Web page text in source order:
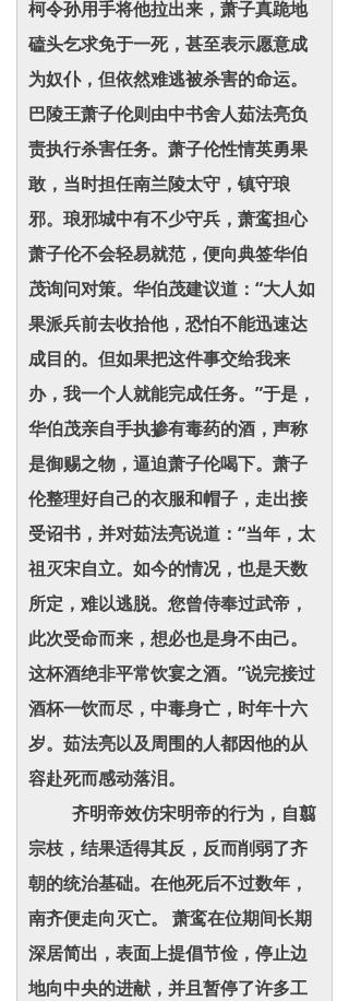
柯令孙用手将他拉出来，萧子真跪地
磕头乞求免于一死，甚至表示愿意成
为奴仆，但依然难逃被杀害的命运。
巴陵王萧子伦则由中书舍人茹法亮负
责执行杀害任务。萧子伦性情英勇果
敢，当时担任南兰陵太守，镇守琅
邪。琅邪城中有不少守兵，萧鸾担心
萧子伦不会轻易就范，便向典签华伯
茂询问对策。华伯茂建议道：“大人如
果派兵前去收拾他，恐怕不能迅速达
成目的。但如果把这件事交给我来
办，我一个人就能完成任务。”于是，
华伯茂亲自手执掺有毒药的酒，声称
是御赐之物，逼迫萧子伦喝下。萧子
伦整理好自己的衣服和帽子，走出接
受诏书，并对茹法亮说道：“当年，太
祖灭宋自立。如今的情况，也是天数
所定，难以逃脱。您曾侍奉过武帝，
此次受命而来，想必也是身不由己。
这杯酒绝非平常饮宴之酒。”说完接过
酒杯一饮而尽，中毒身亡，时年十六
岁。茹法亮以及周围的人都因他的从
容赴死而感动落泪。
齐明帝效仿宋明帝的行为，自翦
宗枝，结果适得其反，反而削弱了齐
朝的统治基础。在他死后不过数年，
南齐便走向灭亡。 萧鸾在位期间长期
深居简出，表面上提倡节俭，停止边
地向中央的进献，并且暂停了许多工